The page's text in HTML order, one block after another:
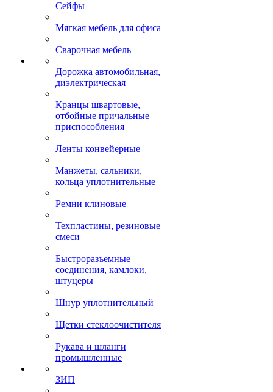
Сейфы
Мягкая мебель для офиса
Сварочная мебель
Дорожка автомобильная,
диэлектрическая
Кранцы швартовые,
отбойные причальные
приспособления
Ленты конвейерные
Манжеты, сальники,
кольца уплотнительные
Ремни клиновые
Техпластины, резиновые
смеси
Быстроразъемные
соединения, камлоки,
штуцеры
Шнур уплотнительный
Щетки стеклоочистителя
Рукава и шланги
промышленные
ЗИП